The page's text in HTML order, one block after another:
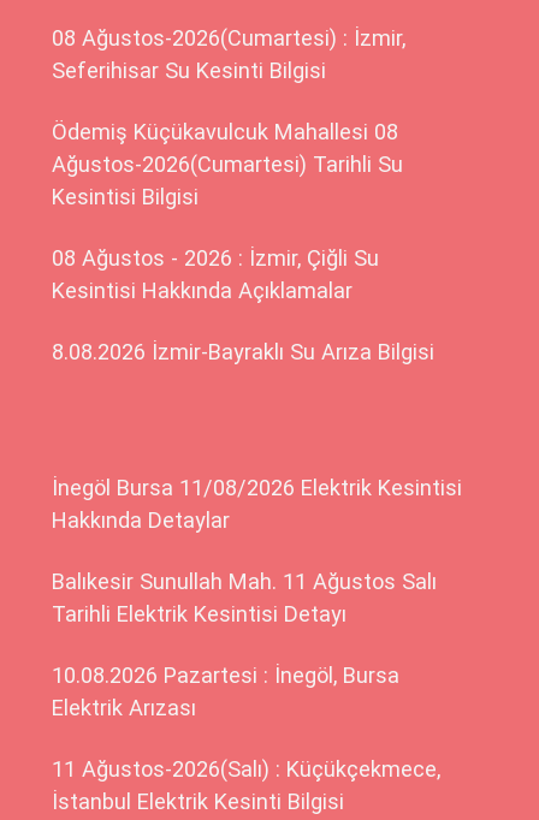
08 Ağustos-2026(Cumartesi) : İzmir,
Seferihisar Su Kesinti Bilgisi
Ödemiş Küçükavulcuk Mahallesi 08
Ağustos-2026(Cumartesi) Tarihli Su
Kesintisi Bilgisi
08 Ağustos - 2026 : İzmir, Çiğli Su
Kesintisi Hakkında Açıklamalar
8.08.2026 İzmir-Bayraklı Su Arıza Bilgisi
İnegöl Bursa 11/08/2026 Elektrik Kesintisi
Hakkında Detaylar
Balıkesir Sunullah Mah. 11 Ağustos Salı
Tarihli Elektrik Kesintisi Detayı
10.08.2026 Pazartesi : İnegöl, Bursa
Elektrik Arızası
11 Ağustos-2026(Salı) : Küçükçekmece,
İstanbul Elektrik Kesinti Bilgisi